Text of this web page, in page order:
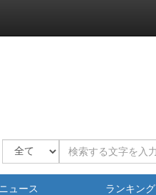
ニュース ランキング